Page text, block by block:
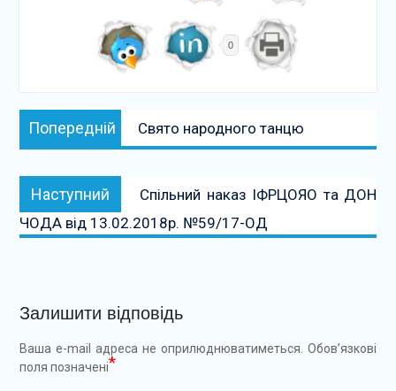
0
Навігація
записів
Попередній Попередній:
Свято народного танцю
Наступний Наступний:
Спільний наказ ІФРЦОЯО та ДОН
ЧОДА від 13.02.2018р. №59/17-ОД
Залишити відповідь
Ваша e-mail адреса не оприлюднюватиметься. Обов’язкові
поля позначені*